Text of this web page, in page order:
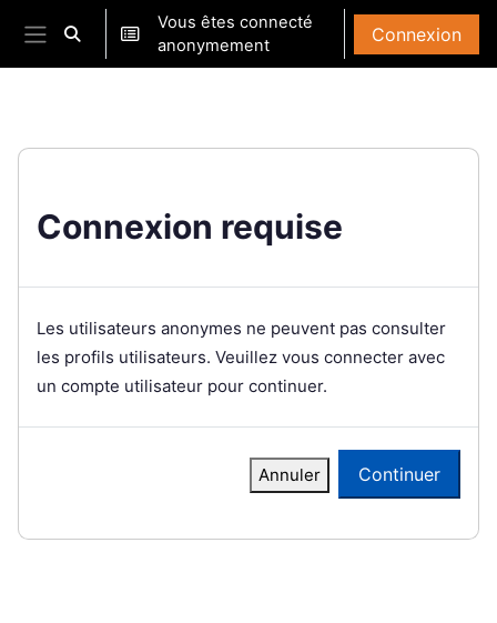
Passer au contenu principal
Panneau latéral
Activer/désactiver la saisie de recherche
Vous êtes connecté
anonymement
Connexion
Connexion requise
Les utilisateurs anonymes ne peuvent pas consulter
les profils utilisateurs. Veuillez vous connecter avec
un compte utilisateur pour continuer.
Annuler Continuer